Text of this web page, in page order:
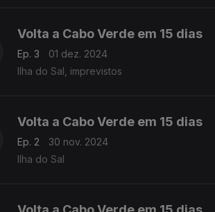
Volta a Cabo Verde em 15 dias
Ep. 3
01 dez. 2024
Ilha do Sal, imprevistos
Volta a Cabo Verde em 15 dias
Ep. 2
30 nov. 2024
Ilha do Sal